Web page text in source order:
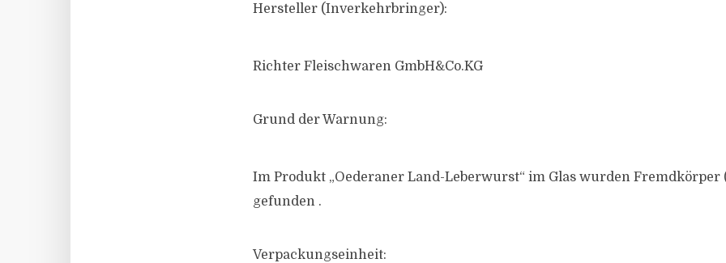
Hersteller (Inverkehrbringer):
Richter Fleischwaren GmbH&Co.KG
Grund der Warnung:
Im Produkt „Oederaner Land-Leberwurst“ im Glas wurden Fremdkörper
gefunden .
Verpackungseinheit: